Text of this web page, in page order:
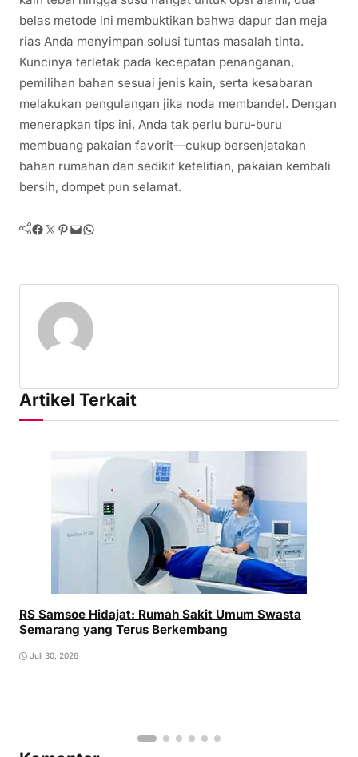
belas metode ini membuktikan bahwa dapur dan meja
rias Anda menyimpan solusi tuntas masalah tinta.
Kuncinya terletak pada kecepatan penanganan,
pemilihan bahan sesuai jenis kain, serta kesabaran
melakukan pengulangan jika noda membandel. Dengan
menerapkan tips ini, Anda tak perlu buru-buru
membuang pakaian favorit—cukup bersenjatakan
bahan rumahan dan sedikit ketelitian, pakaian kembali
bersih, dompet pun selamat.
Facebook Twitter Pinterest Mail WhatsApp
Artikel Terkait
RS Samsoe Hidajat: Rumah Sakit Umum Swasta
Semarang yang Terus Berkembang
Juli 30, 2026